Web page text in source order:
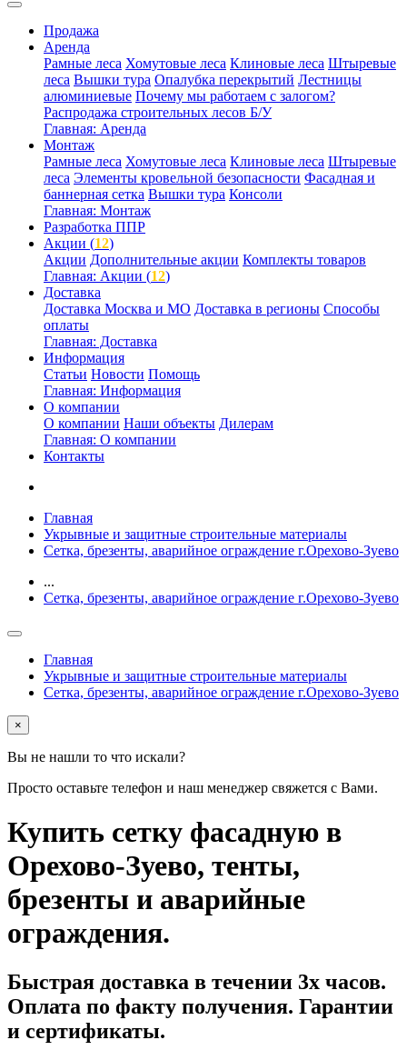
Продажа
Аренда
Рамные леса Хомутовые леса Клиновые леса Штыревые
леса Вышки тура Опалубка перекрытий Лестницы
алюминиевые Почему мы работаем с залогом?
Распродажа строительных лесов Б/У
Главная: Аренда
Монтаж
Рамные леса Хомутовые леса Клиновые леса Штыревые
леса Элементы кровельной безопасности Фасадная и
баннерная сетка Вышки тура Консоли
Главная: Монтаж
Разработка ППР
Акции (12)
Акции Дополнительные акции Комплекты товаров
Главная: Акции (12)
Доставка
Доставка Москва и МО Доставка в регионы Способы
оплаты
Главная: Доставка
Информация
Статьи Новости Помощь
Главная: Информация
О компании
О компании Наши объекты Дилерам
Главная: О компании
Контакты
Главная
Укрывные и защитные строительные материалы
Сетка, брезенты, аварийное ограждение г.Орехово-Зуево
...
Сетка, брезенты, аварийное ограждение г.Орехово-Зуево
Главная
Укрывные и защитные строительные материалы
Сетка, брезенты, аварийное ограждение г.Орехово-Зуево
×
Вы не нашли то что искали?
Просто оставьте телефон и наш менеджер свяжется с Вами.
Купить сетку фасадную в
Орехово-Зуево, тенты,
брезенты и аварийные
ограждения.
Быстрая доставка в течении 3х часов.
Оплата по факту получения. Гарантии
и сертификаты.